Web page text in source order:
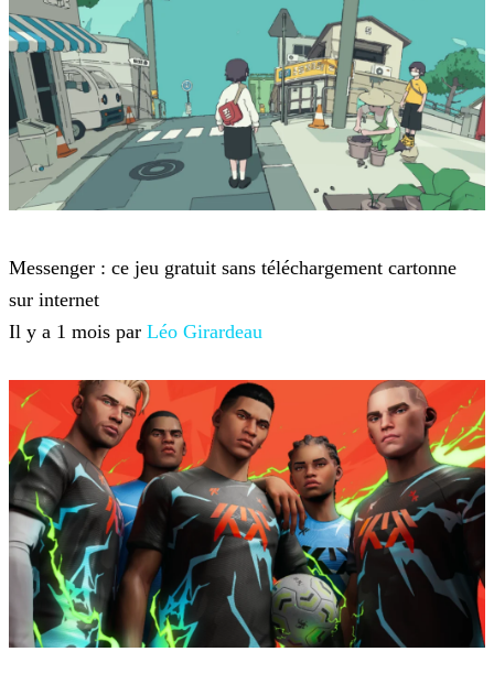
Messenger : ce jeu gratuit sans téléchargement cartonne
sur internet
Il y a 1 mois par Léo Girardeau